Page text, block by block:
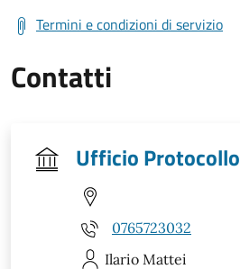
Termini e condizioni di servizio
Contatti
Ufficio Protocollo
0765723032
Ilario Mattei